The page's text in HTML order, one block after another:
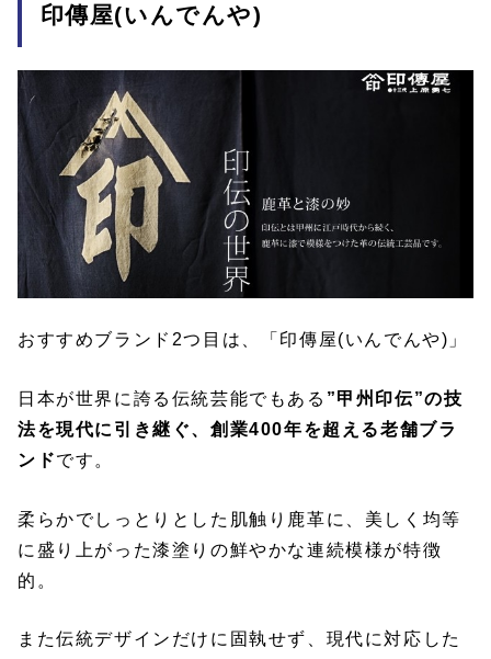
印傳屋(いんでんや)
おすすめブランド2つ目は、「印傳屋(いんでんや)」
日本が世界に誇る伝統芸能でもある ”甲州印伝”の技
法を現代に引き継ぐ、創業400年を超える老舗ブラ
ンドです。
柔らかでしっとりとした肌触り鹿革に、美しく均等
に盛り上がった漆塗りの鮮やかな連続模様が特徴
的。
また伝統デザインだけに固執せず、現代に対応した